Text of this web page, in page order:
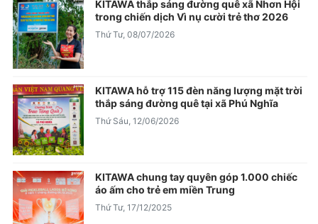
KITAWA thắp sáng đường quê xã Nhơn Hội
trong chiến dịch Vì nụ cười trẻ thơ 2026
Thứ Tư, 08/07/2026
KITAWA hỗ trợ 115 đèn năng lượng mặt trời
thắp sáng đường quê tại xã Phú Nghĩa
Thứ Sáu, 12/06/2026
KITAWA chung tay quyên góp 1.000 chiếc
áo ấm cho trẻ em miền Trung
Thứ Tư, 17/12/2025